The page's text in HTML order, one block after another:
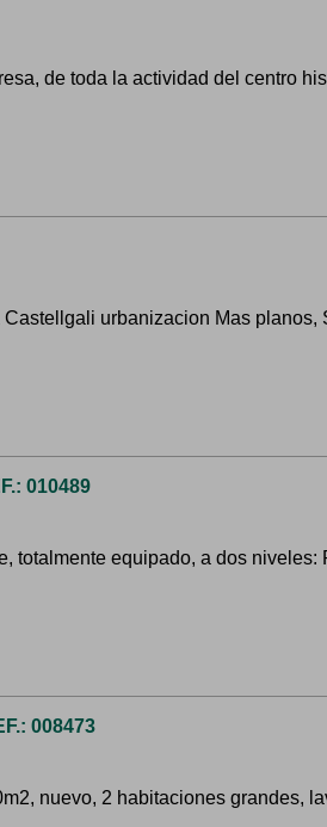
de toda la actividad del centro
urbanizacion Mas planos,
010489
totalmente equipado, a dos niveles:
008473
nuevo, 2 habitaciones grandes,